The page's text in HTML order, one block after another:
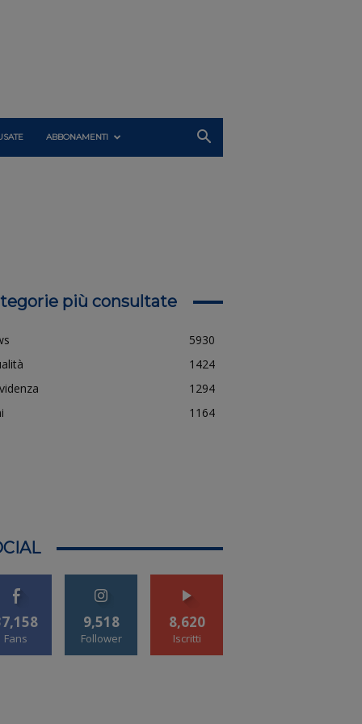
ABBONAMENTI
più consultate
5930
1424
1294
1164
Fans
9,518
Follower
8,620
Iscritti